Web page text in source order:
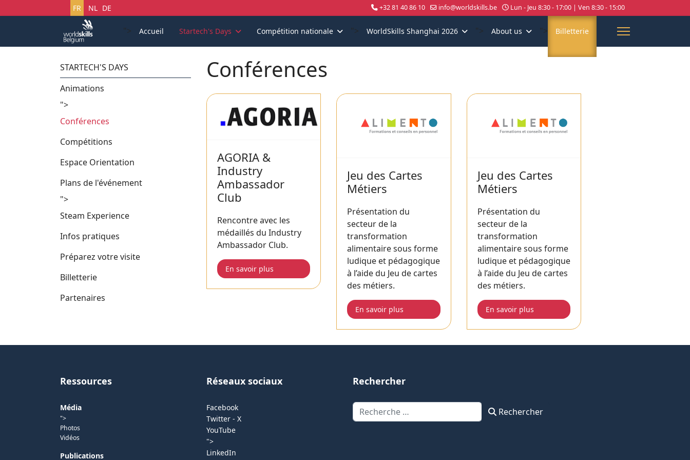
Sélectionnez votre langue
FR NL DE +32 81 40 86 10 info@worldskills.be Lun - Jeu 8:30 - 17:00 | Ven 8:30 - 15:00
"> Accueil Startech's Days Compétition nationale "> WorldSkills Shanghai 2026 "> About us "> Billetterie
STARTECH'S DAYS
Animations
">
Conférences
Compétitions
Espace Orientation
Plans de l'événement
">
Steam Experience
Infos pratiques
Préparez votre visite
Billetterie
Partenaires
Conférences
AGORIA &
Industry
Ambassador
Club
Rencontre avec les
médaillés du Industry
Ambassador Club.
En savoir plus
Jeu des Cartes
Métiers
Présentation du
secteur de la
transformation
alimentaire sous forme
ludique et pédagogique
à l’aide du Jeu de cartes
des métiers.
En savoir plus
Jeu des Cartes
Métiers
Présentation du
secteur de la
transformation
alimentaire sous forme
ludique et pédagogique
à l’aide du Jeu de cartes
des métiers.
En savoir plus
Ressources
Média
">
Photos
Vidéos
Publications
Réseaux sociaux
Facebook
Twitter - X
YouTube
">
LinkedIn
Rechercher
Rechercher Rechercher